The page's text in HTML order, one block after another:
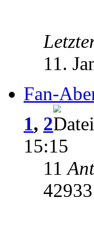
11.
Fan-
1, 2
15:15
11
42933